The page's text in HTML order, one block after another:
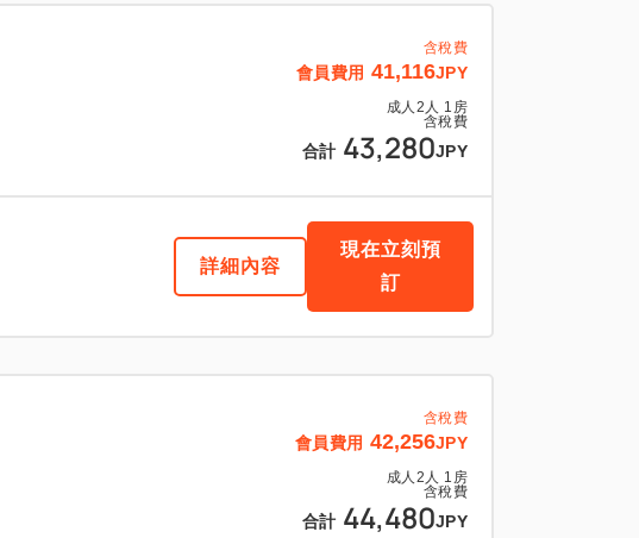
含稅費
會員費用 41,116JPY
成人 2 人 1 房
含稅費
合計 43,280JPY
詳細內容
現在立刻預
訂
含稅費
會員費用 42,256JPY
成人 2 人 1 房
含稅費
合計 44,480JPY